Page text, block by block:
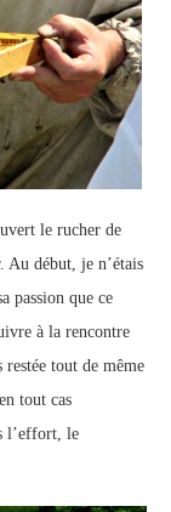
le rucher de
Au début, je n’étais
passion que ce
à la rencontre
restée tout de même
tout cas
l’effort, le